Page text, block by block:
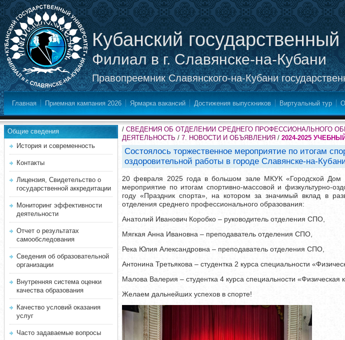
Кубанский
Филиал в г. Славянске-на-Кубани
Правопреемник Славянского-на-Кубани
Главная Приемная кампания 2026 Ярмарка вакансий Достижения выпускников Виртуальный тур
Общие сведения
История и современность
Контакты
Лицензия, Свидетельство о
государственной аккредитации
Мониторинг эффективности
деятельности
Отчет о результатах
самообследования
Сведения об образовательной
организации
Внутренняя система оценки
качества образования
Качество условий оказания
услуг
Часто задаваемые вопросы
/ СВЕДЕНИЯ ОБ ОТДЕЛЕНИИ СРЕДНЕГО ПРОФЕССИОНАЛЬНОГО
ДЕЯТЕЛЬНОСТЬ / 7. НОВОСТИ И ОБЪЯВЛЕНИЯ / 2024-2025
Состоялось торжественное мероприятие по итогам
оздоровительной работы в городе Славянске-на-
20 февраля 2025 года в большом зале МКУК «Городской Дом
мероприятие по итогам спортивно-массовой и физкультурно-
году «Праздник спорта», на котором за значимый вклад в
отделения среднего профессионального образования:
Анатолий Иванович Коробко – руководитель отделения СПО,
Мягкая Анна Ивановна – преподаватель отделения СПО,
Река Юлия Александровна – преподаватель отделения СПО,
Антонина Третьякова – студентка 2 курса специальности
Малова Валерия – студентка 4 курса специальности «Физическая
Желаем дальнейших успехов в спорте!